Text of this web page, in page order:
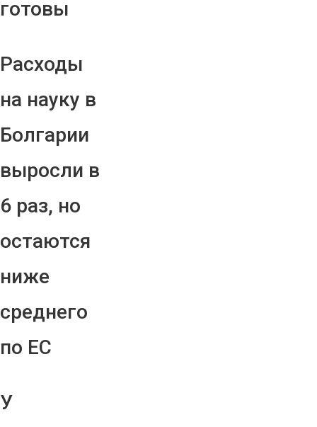
готовы
Расходы
на науку в
Болгарии
выросли в
6 раз, но
остаются
ниже
среднего
по ЕС
У